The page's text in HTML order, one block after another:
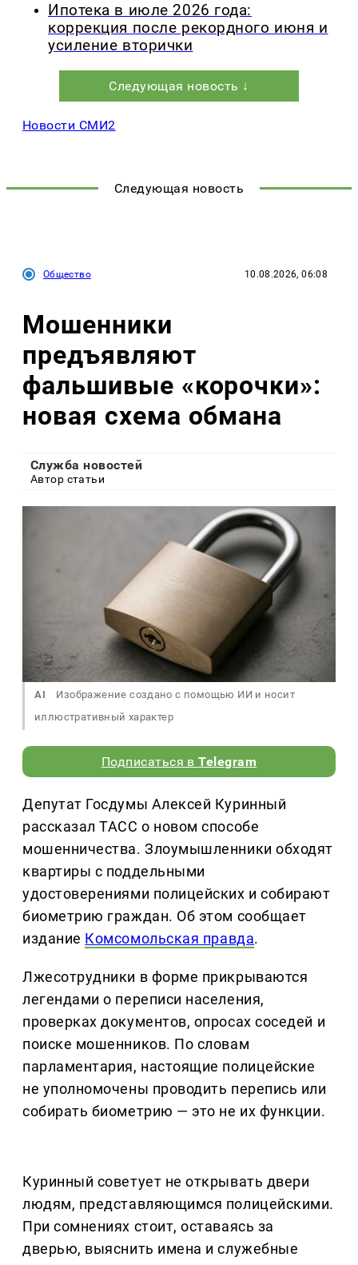
Ипотека в июле 2026 года:
коррекция после рекордного июня и
усиление вторички
Следующая новость ↓
Новости СМИ2
Следующая новость
Общество 10.08.2026, 06:08
Мошенники
предъявляют
фальшивые «корочки»:
новая схема обмана
Служба новостей
Автор статьи
AI
Изображение создано с помощью ИИ и носит
иллюстративный характер
Подписаться вTelegram
Депутат Госдумы Алексей Куринный
рассказал ТАСС о новом способе
мошенничества. Злоумышленники обходят
квартиры с поддельными
удостоверениями полицейских и собирают
биометрию граждан. Об этом сообщает
издание Комсомольская правда.
Лжесотрудники в форме прикрываются
легендами о переписи населения,
проверках документов, опросах соседей и
поиске мошенников. По словам
парламентария, настоящие полицейские
не уполномочены проводить перепись или
собирать биометрию — это не их функции.
Куринный советует не открывать двери
людям, представляющимся полицейскими.
При сомнениях стоит, оставаясь за
дверью, выяснить имена и служебные